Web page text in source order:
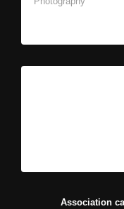
Association